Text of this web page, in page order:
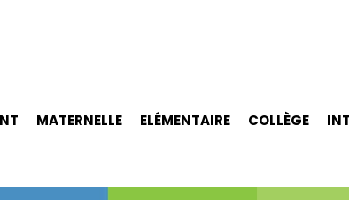
MATERNELLE ELÉMENTAIRE COLLÈGE